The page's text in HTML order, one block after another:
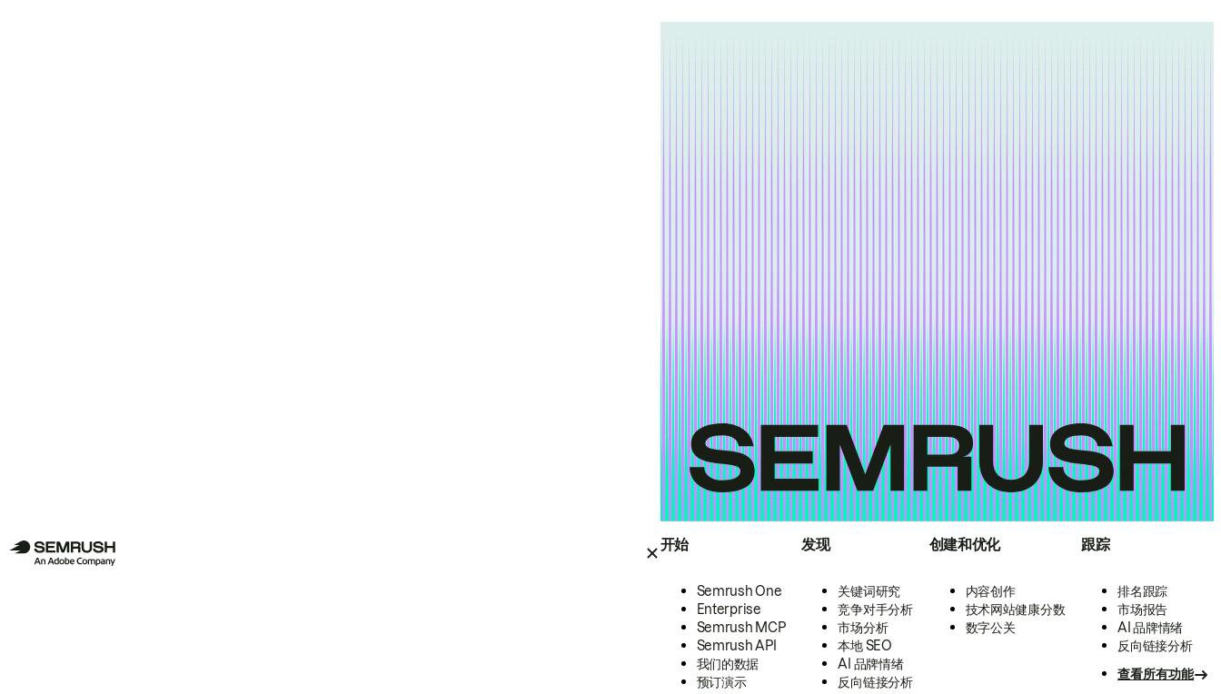
开始
Semrush One
Enterprise
Semrush MCP
Semrush API
我们的数据
预订演示
发现
关键词研究
竞争对手分析
市场分析
本地 SEO
AI 品牌情绪
反向链接分析
创建和优化
内容创作
技术网站健康分数
数字公关
跟踪
排名跟踪
市场报告
AI 品牌情绪
反向链接分析
查看所有功能